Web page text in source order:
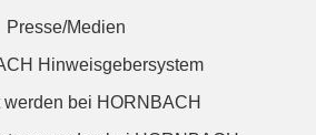
Presse/Medien
Hinweisgebersystem
werden bei HORNBACH